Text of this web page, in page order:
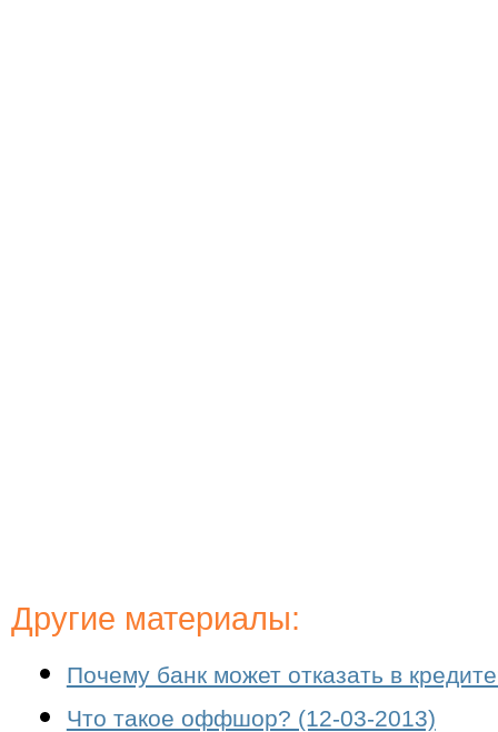
Другие материалы:
Почему банк может отказать в
Что такое оффшор? (12-03-2013)